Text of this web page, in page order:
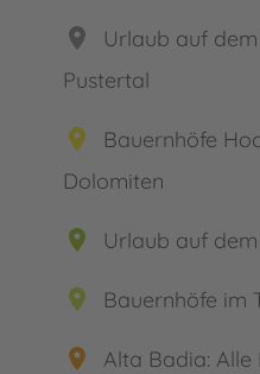
place
Urlaub auf
Pustertal
place
Bauernhöfe
Dolomiten
place Urlaub auf
place Bauernhöfe im
place Alta Badia: Alle